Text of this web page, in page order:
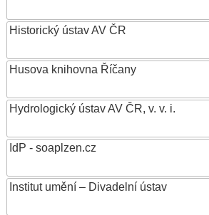
Historický ústav AV ČR
Husova knihovna Říčany
Hydrologický ústav AV ČR, v. v. i.
IdP - soaplzen.cz
Institut umění – Divadelní ústav